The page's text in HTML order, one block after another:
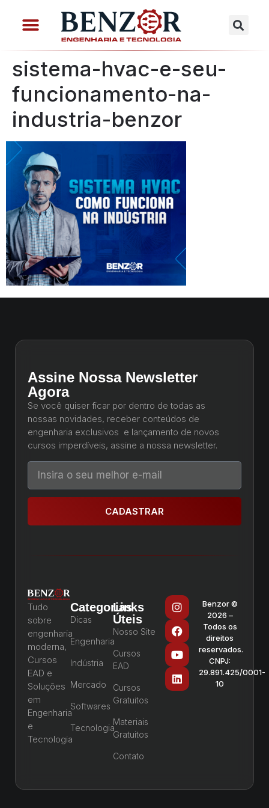
sistema-hvac-e-seu-
funcionamento-na-
industria-benzor
Assine Nossa Newsletter
Agora
Se você quiser ficar por dentro de todas as
nossas novidades, receber conteúdos de
engenharia exclusivos e lançamento de novos
cursos imperdíveis, assine a nossa newsletter.
CADASTRAR
Tudo
sobre
engenharia
moderna,
Cursos
EAD e
Soluções
em
Engenharia
e
Tecnologia
Categorias
Dicas
Engenharia
Indústria
Mercado
Softwares
Tecnologia
Links
Úteis
Nosso Site
Cursos
EAD
Cursos
Gratuitos
Materiais
Gratuitos
Contato
Benzor ©
2026 –
Todos os
direitos
reservados.
CNPJ:
29.891.425/0001-
10